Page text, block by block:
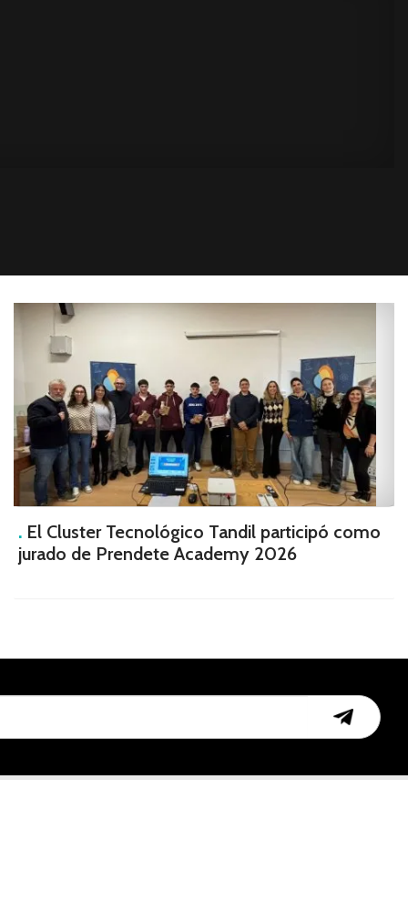
.El Cluster Tecnológico Tandil participó como
jurado de Prendete Academy 2026